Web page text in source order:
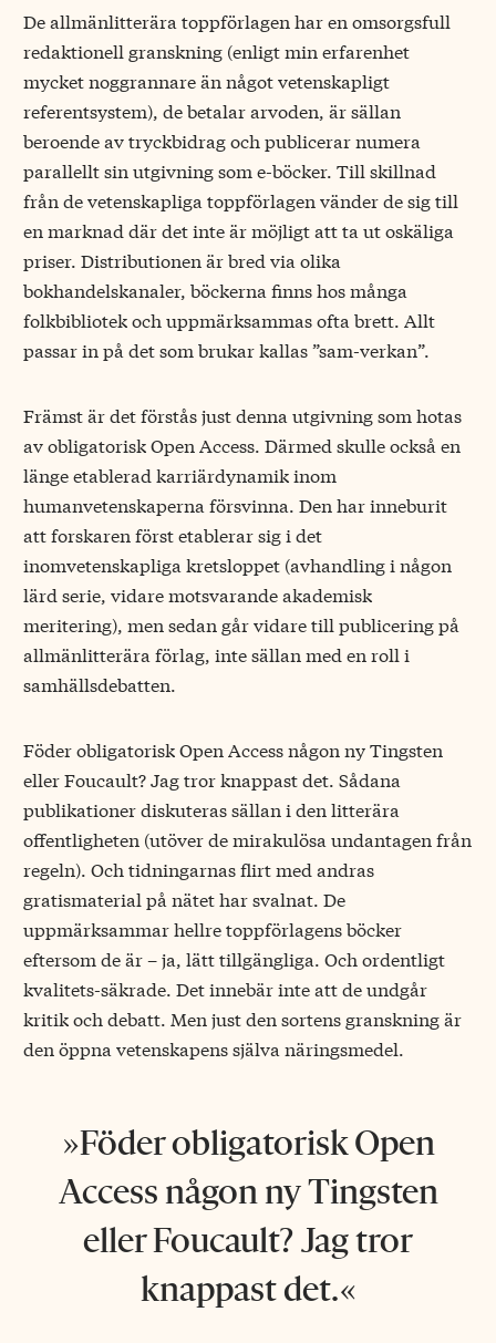
De allmänlitterära toppförlagen har en omsorgsfull
redaktionell granskning (enligt min erfarenhet
mycket noggrannare än något vetenskapligt
referentsystem), de betalar arvoden, är sällan
beroende av tryckbidrag och publicerar numera
parallellt sin utgivning som e-böcker. Till skillnad
från de vetenskapliga toppförlagen vänder de sig till
en marknad där det inte är möjligt att ta ut oskäliga
priser. Distributionen är bred via olika
bokhandelskanaler, böckerna finns hos många
folkbibliotek och uppmärksammas ofta brett. Allt
passar in på det som brukar kallas ”sam-verkan”.
Främst är det förstås just denna utgivning som hotas
av obligatorisk Open Access. Därmed skulle också en
länge etablerad karriärdynamik inom
humanvetenskaperna försvinna. Den har inneburit
att forskaren först etablerar sig i det
inomvetenskapliga kretsloppet (avhandling i någon
lärd serie, vidare motsvarande akademisk
meritering), men sedan går vidare till publicering på
allmänlitterära förlag, inte sällan med en roll i
samhällsdebatten.
Föder obligatorisk Open Access någon ny Tingsten
eller Foucault? Jag tror knappast det. Sådana
publikationer diskuteras sällan i den litterära
offentligheten (utöver de mirakulösa undantagen från
regeln). Och tidningarnas flirt med andras
gratismaterial på nätet har svalnat. De
uppmärksammar hellre toppförlagens böcker
eftersom de är – ja, lätt tillgängliga. Och ordentligt
kvalitets-säkrade. Det innebär inte att de undgår
kritik och debatt. Men just den sortens granskning är
den öppna vetenskapens själva näringsmedel.
Föder obligatorisk Open
Access någon ny Tingsten
eller Foucault? Jag tror
knappast det.